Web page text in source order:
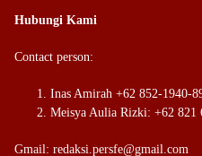
Hubungi Kami
Contact person:
Inas Amirah +62 852-1940-
Meisya Aulia Rizki: +62 821
Gmail: redaksi.persfe@gmail.com